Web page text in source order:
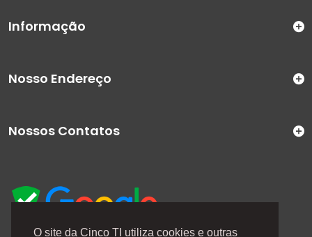
O site da Cinco TI utiliza cookies e outras
Informação
Nosso Endereço
Nossos Contatos